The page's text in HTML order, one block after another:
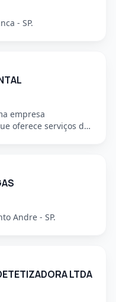
- SP.
empresa
oferece serviços de
Andre - SP.
LTDA